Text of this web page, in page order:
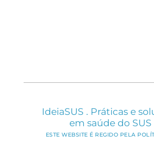
IdeiaSUS . Práticas e
em saúde do SUS
ESTE WEBSITE É REGIDO PELA